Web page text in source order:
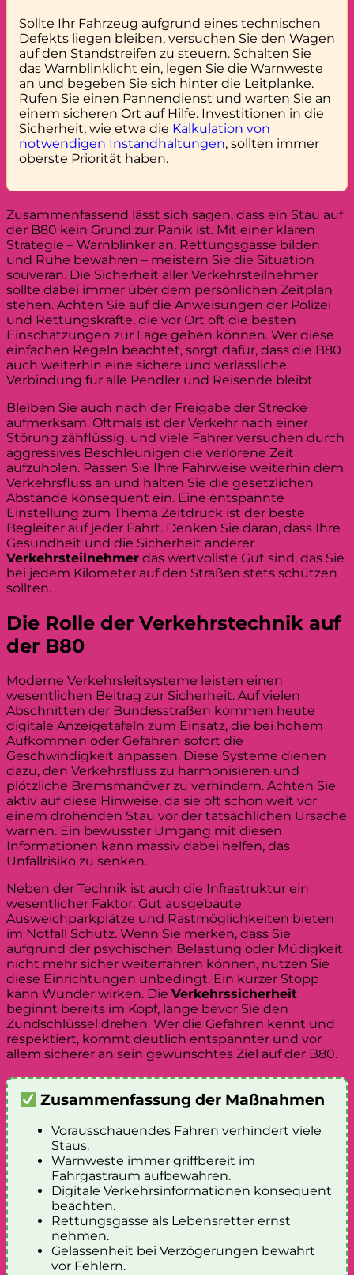
Sollte Ihr Fahrzeug aufgrund eines technischen
Defekts liegen bleiben, versuchen Sie den Wagen
auf den Standstreifen zu steuern. Schalten Sie
das Warnblinklicht ein, legen Sie die Warnweste
an und begeben Sie sich hinter die Leitplanke.
Rufen Sie einen Pannendienst und warten Sie an
einem sicheren Ort auf Hilfe. Investitionen in die
Sicherheit, wie etwa die Kalkulation von
notwendigen Instandhaltungen, sollten immer
oberste Priorität haben.
Zusammenfassend lässt sich sagen, dass ein Stau auf
der B80 kein Grund zur Panik ist. Mit einer klaren
Strategie – Warnblinker an, Rettungsgasse bilden
und Ruhe bewahren – meistern Sie die Situation
souverän. Die Sicherheit aller Verkehrsteilnehmer
sollte dabei immer über dem persönlichen Zeitplan
stehen. Achten Sie auf die Anweisungen der Polizei
und Rettungskräfte, die vor Ort oft die besten
Einschätzungen zur Lage geben können. Wer diese
einfachen Regeln beachtet, sorgt dafür, dass die B80
auch weiterhin eine sichere und verlässliche
Verbindung für alle Pendler und Reisende bleibt.
Bleiben Sie auch nach der Freigabe der Strecke
aufmerksam. Oftmals ist der Verkehr nach einer
Störung zähflüssig, und viele Fahrer versuchen durch
aggressives Beschleunigen die verlorene Zeit
aufzuholen. Passen Sie Ihre Fahrweise weiterhin dem
Verkehrsfluss an und halten Sie die gesetzlichen
Abstände konsequent ein. Eine entspannte
Einstellung zum Thema Zeitdruck ist der beste
Begleiter auf jeder Fahrt. Denken Sie daran, dass Ihre
Gesundheit und die Sicherheit anderer
Verkehrsteilnehmer das wertvollste Gut sind, das Sie
bei jedem Kilometer auf den Straßen stets schützen
sollten.
Die Rolle der Verkehrstechnik auf
der B80
Moderne Verkehrsleitsysteme leisten einen
wesentlichen Beitrag zur Sicherheit. Auf vielen
Abschnitten der Bundesstraßen kommen heute
digitale Anzeigetafeln zum Einsatz, die bei hohem
Aufkommen oder Gefahren sofort die
Geschwindigkeit anpassen. Diese Systeme dienen
dazu, den Verkehrsfluss zu harmonisieren und
plötzliche Bremsmanöver zu verhindern. Achten Sie
aktiv auf diese Hinweise, da sie oft schon weit vor
einem drohenden Stau vor der tatsächlichen Ursache
warnen. Ein bewusster Umgang mit diesen
Informationen kann massiv dabei helfen, das
Unfallrisiko zu senken.
Neben der Technik ist auch die Infrastruktur ein
wesentlicher Faktor. Gut ausgebaute
Ausweichparkplätze und Rastmöglichkeiten bieten
im Notfall Schutz. Wenn Sie merken, dass Sie
aufgrund der psychischen Belastung oder Müdigkeit
nicht mehr sicher weiterfahren können, nutzen Sie
diese Einrichtungen unbedingt. Ein kurzer Stopp
kann Wunder wirken. Die Verkehrssicherheit
beginnt bereits im Kopf, lange bevor Sie den
Zündschlüssel drehen. Wer die Gefahren kennt und
respektiert, kommt deutlich entspannter und vor
allem sicherer an sein gewünschtes Ziel auf der B80.
Zusammenfassung der Maßnahmen
Vorausschauendes Fahren verhindert viele
Staus.
Warnweste immer griffbereit im
Fahrgastraum aufbewahren.
Digitale Verkehrsinformationen konsequent
beachten.
Rettungsgasse als Lebensretter ernst
nehmen.
Gelassenheit bei Verzögerungen bewahrt
vor Fehlern.